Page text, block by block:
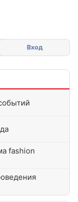
Вход
fashion